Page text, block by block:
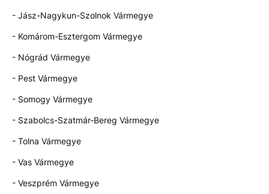
- Jász-Nagykun-Szolnok Vármegye
- Komárom-Esztergom Vármegye
- Nógrád Vármegye
- Pest Vármegye
- Somogy Vármegye
- Szabolcs-Szatmár-Bereg Vármegye
- Tolna Vármegye
- Vas Vármegye
- Veszprém Vármegye